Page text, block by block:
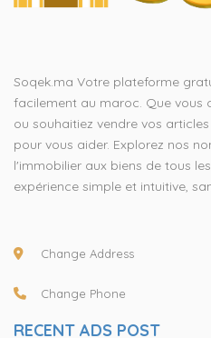
Soqek.ma Votre plateforme
facilement au maroc. Que vous
ou souhaitiez vendre vos
pour vous aider. Explorez nos
l'immobilier aux biens de tous
expérience simple et intuitive,
Change Address
Change Phone
RECENT ADS POST